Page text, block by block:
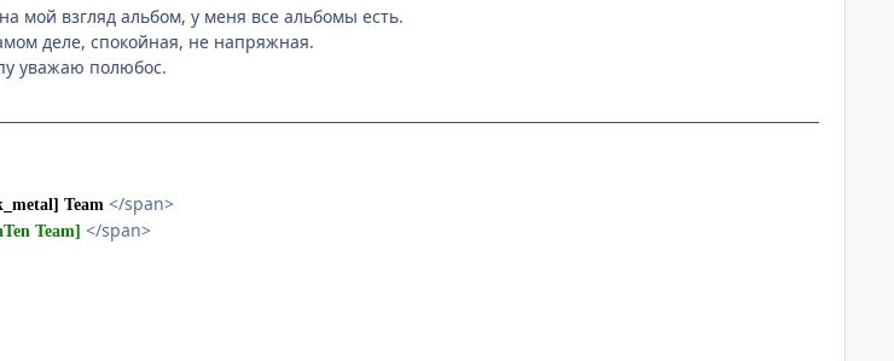
взгляд альбом, у меня все альбомы есть.
деле, спокойная, не напряжная.
уважаю полюбос.
Team </span>
Team] </span>